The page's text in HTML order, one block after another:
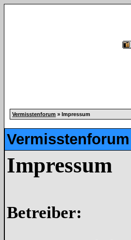
Vermisstenforum » Impressum
Impressum
Betreiber: